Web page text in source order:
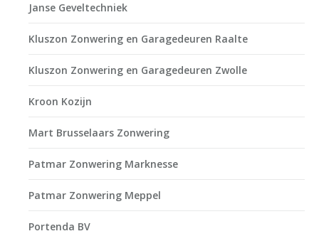
Janse Geveltechniek
Kluszon Zonwering en Garagedeuren Raalte
Kluszon Zonwering en Garagedeuren Zwolle
Kroon Kozijn
Mart Brusselaars Zonwering
Patmar Zonwering Marknesse
Patmar Zonwering Meppel
Portenda BV